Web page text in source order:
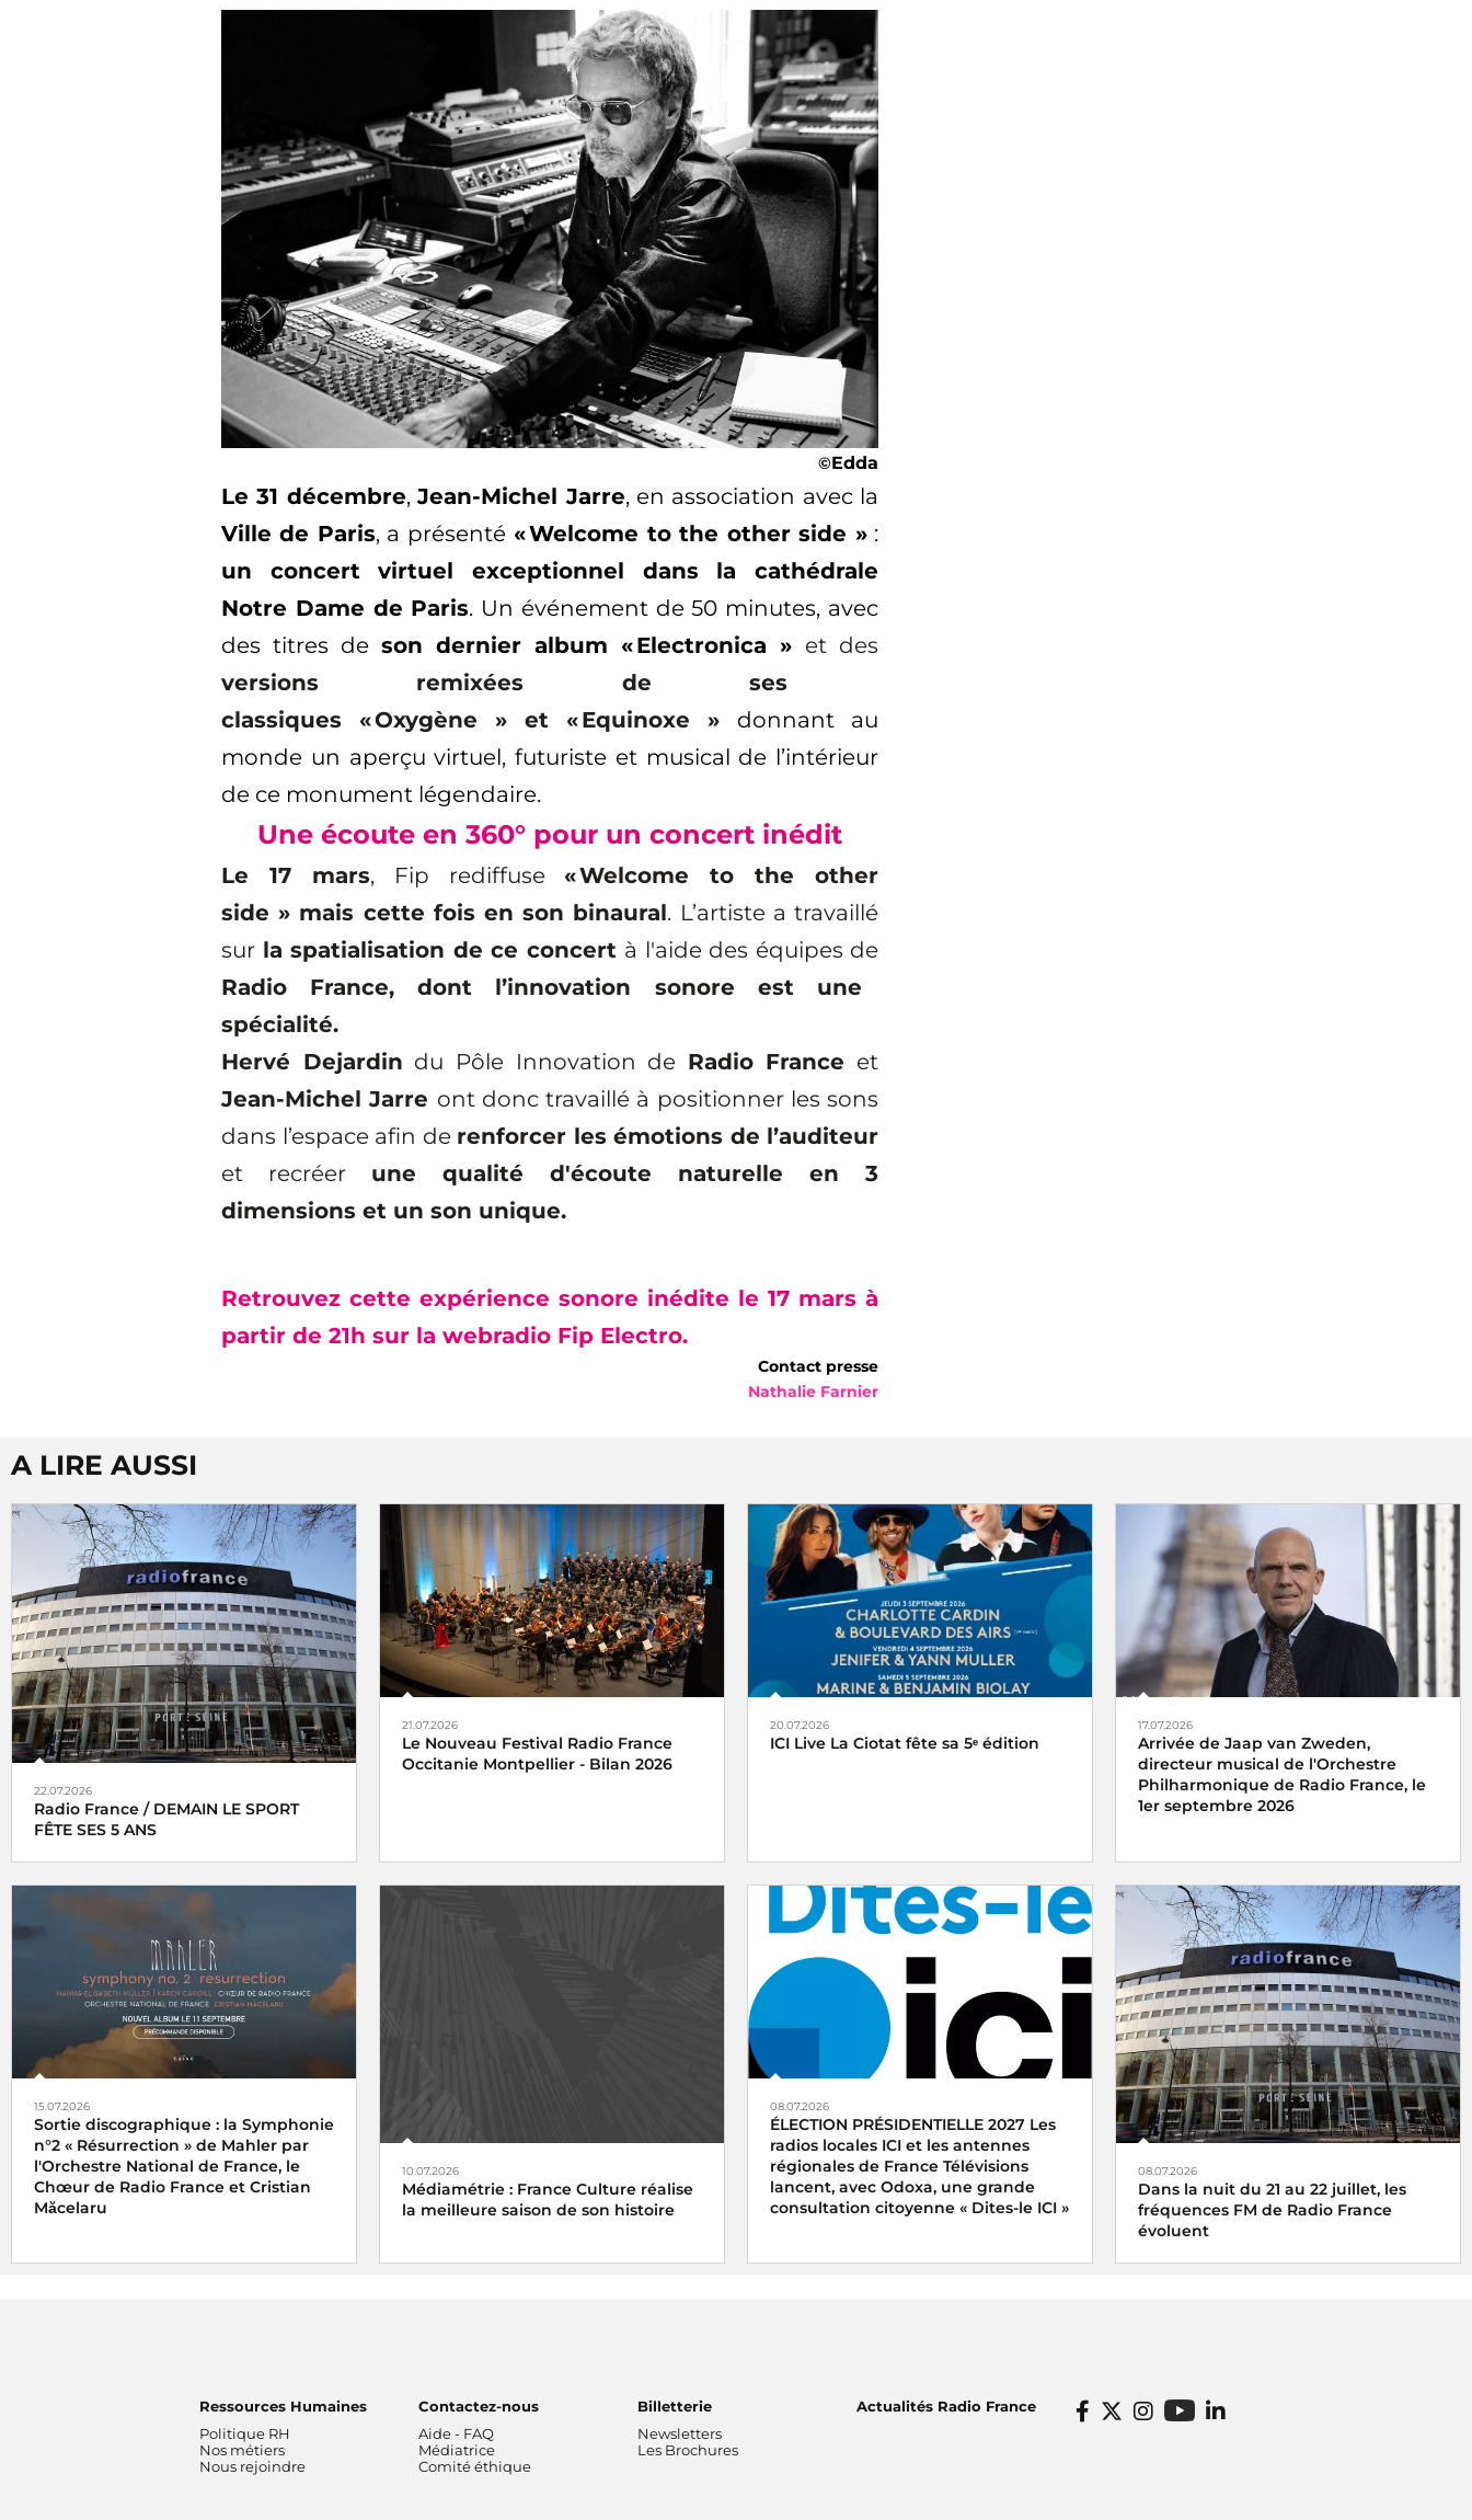
©Edda
Le 31 décembre,Jean-Michel Jarre, en association avec la
Ville de Paris, a présenté« Welcome to the other side »:
un concert virtuel exceptionnel dans la cathédrale
Notre Dame de Paris. Un événement de 50 minutes, avec
des titres de son dernier album « Electronica » et des
versions remixées de ses
classiques « Oxygène » et « Equinoxe » donnant au
monde un aperçu virtuel, futuriste et musical de l’intérieur
de ce monument légendaire.
Une écoute en 360° pour un concert inédit
Le 17 mars, Fip rediffuse« Welcome to the other
side » mais cette fois en son binaural. L’artiste a travaillé
sur la spatialisation de ce concert à l'aide des équipes de
Radio France, dont l’innovation sonore est une
spécialité.
Hervé Dejardin du Pôle Innovation de Radio France et
Jean-Michel Jarre ont donc travaillé à positionner les sons
dans l’espace afin de renforcer les émotions de l’auditeur
et recréer une qualité d'écoute naturelle en 3
dimensions et un son unique.
Retrouvez cette expérience sonore inédite le 17 mars à
partir de 21h sur la webradio Fip Electro.
Contact presse
Nathalie Farnier
A LIRE AUSSI
22.07.2026
Radio France / DEMAIN LE SPORT
FÊTE SES 5 ANS
21.07.2026
Le Nouveau Festival Radio France
Occitanie Montpellier - Bilan 2026
20.07.2026
ICI Live La Ciotat fête sa 5ᵉ édition
17.07.2026
Arrivée de Jaap van Zweden,
directeur musical de l'Orchestre
Philharmonique de Radio France, le
1er septembre 2026
15.07.2026
Sortie discographique : la Symphonie
n°2 « Résurrection » de Mahler par
l'Orchestre National de France, le
Chœur de Radio France et Cristian
Măcelaru
10.07.2026
Médiamétrie : France Culture réalise
la meilleure saison de son histoire
08.07.2026
ÉLECTION PRÉSIDENTIELLE 2027 Les
radios locales ICI et les antennes
régionales de France Télévisions
lancent, avec Odoxa, une grande
consultation citoyenne « Dites-le ICI »
08.07.2026
Dans la nuit du 21 au 22 juillet, les
fréquences FM de Radio France
évoluent
Ressources Humaines
Politique RH
Nos métiers
Nous rejoindre
Contactez-nous
Aide - FAQ
Médiatrice
Comité éthique
Billetterie
Newsletters
Les Brochures
Actualités Radio France